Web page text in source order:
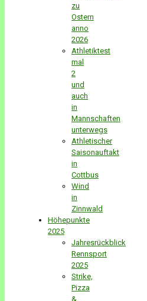
zu
Ostern
anno
2026
Athletiktest
mal
2
und
auch
in
Mannschaften
unterwegs
Athletischer
Saisonauftakt
in
Cottbus
Wind
in
Zinnwald
Höhepunkte
2025
Jahresrückblick
Rennsport
2025
Strike,
Pizza
&